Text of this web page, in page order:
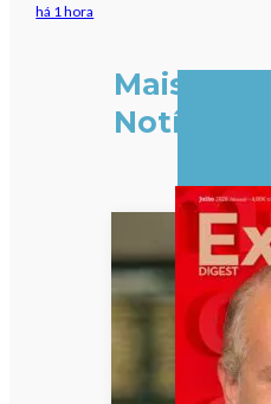
há 1 hora
Mais
Notícias